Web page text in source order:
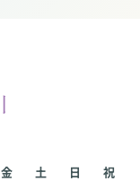
金 土 日 祝